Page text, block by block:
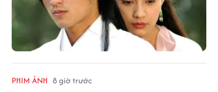
PHIM ẢNH 8 giờ trước